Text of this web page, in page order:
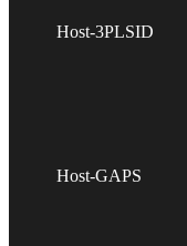
Host-3PLSID
Host-GAPS